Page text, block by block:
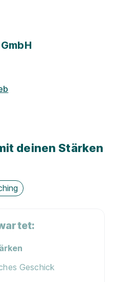
Leistungen
deinen Stärken
Geschick